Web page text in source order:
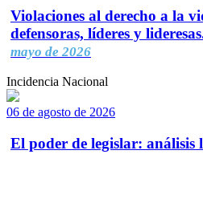
Violaciones al derecho a la
defensoras, líderes y
mayo de 2026
Incidencia Nacional
06 de agosto de 2026
El poder de legislar: análisis